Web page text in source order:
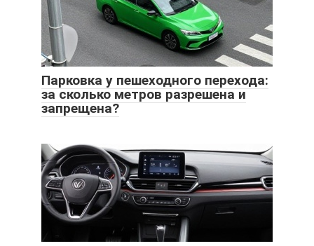
Парковка у пешеходного перехода:
за сколько метров разрешена и
запрещена?